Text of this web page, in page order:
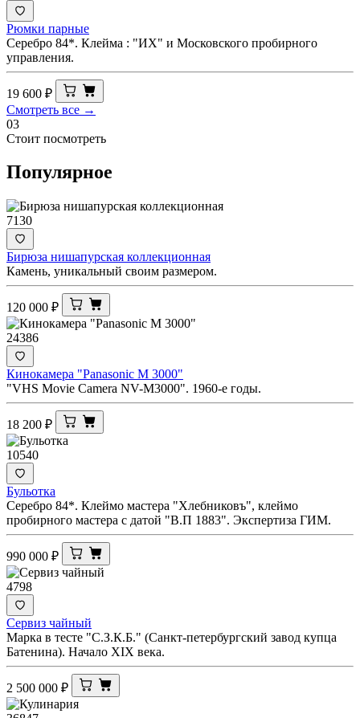
Рюмки парные
Серебро 84*. Клейма : "ИХ" и Московского пробирного
управления.
19 600 ₽
Смотреть все →
03
Стоит посмотреть
Популярное
7130
Бирюза нишапурская коллекционная
Камень, уникальный своим размером.
120 000 ₽
24386
Кинокамера "Panasonic M 3000"
"VHS Movie Camera NV-M3000". 1960-е годы.
18 200 ₽
10540
Бульотка
Серебро 84*. Клеймо мастера "Хлебниковъ", клеймо
пробирного мастера с датой "В.П 1883". Экспертиза ГИМ.
990 000 ₽
4798
Сервиз чайный
Марка в тесте "С.З.К.Б." (Санкт-петербургский завод купца
Батенина). Начало XIX века.
2 500 000 ₽